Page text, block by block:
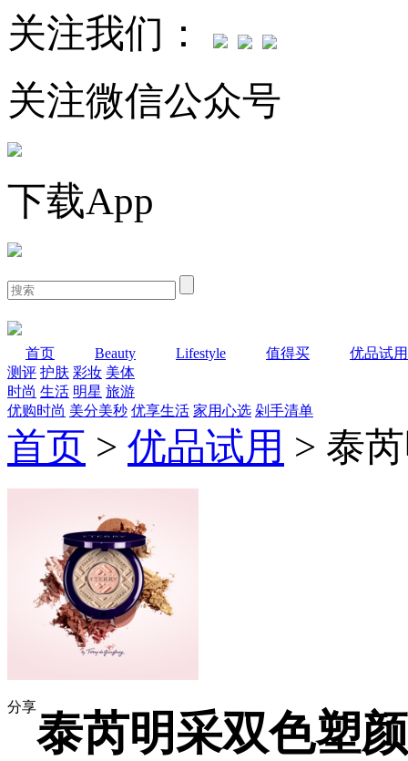
关注我们：
关注微信公众号
下载App
首页 Beauty Lifestyle 值得买
优品试用
测评 护肤 彩妆 美体
时尚 生活 明星 旅游
优购时尚 美分美秒 优享生活 家用心选 剁手清单
首页 > 优品试用 > 泰
分享
泰芮明采双色塑